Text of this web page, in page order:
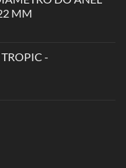
MM
-